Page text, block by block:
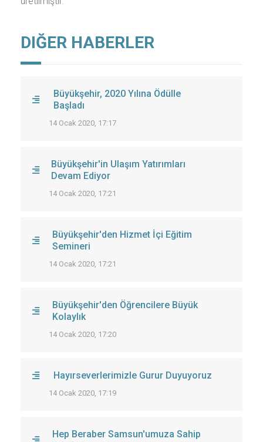
DIĞER HABERLER
Büyükşehir, 2020 Yılına Ödülle
Başladı
14 Ocak 2020, 17:17
Büyükşehir'in Ulaşım Yatırımları
Devam Ediyor
14 Ocak 2020, 17:21
Büyükşehir'den Hizmet İçi Eğitim
Semineri
14 Ocak 2020, 17:21
Büyükşehir'den Öğrencilere Büyük
Kolaylık
14 Ocak 2020, 17:20
Hayırseverlerimizle Gurur Duyuyoruz
14 Ocak 2020, 17:19
Hep Beraber Samsun'umuza Sahip